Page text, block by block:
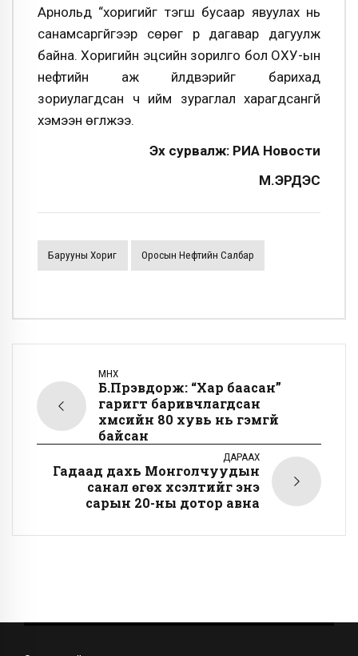
Арнольд “хоригийг тэгш бусаар явуулах нь
санамсаргүйгээр сөрөг үр дагавар дагуулж
байна. Хоригийн эцсийн зорилго бол ОХУ-ын
нефтийн аж үйлдвэрийг барихад
зориулагдсан ч ийм зураглал харагдсангүй
хэмээн өгүүлжээ.
Эх сурвалж: РИА Новости
М.ЭРДЭС
Барууны Хориг Оросын Нефтийн Салбар
ӨМНӨХ
Б.Пүрэвдорж: “Хар баасан”
гаригт баривчлагдсан
хүмүүсийн 80 хувь нь гэмгүй
байсан
ДАРААХ
Гадаад дахь Монголчуудын
санал өгөх хүсэлтийг энэ
сарын 20-ны дотор авна